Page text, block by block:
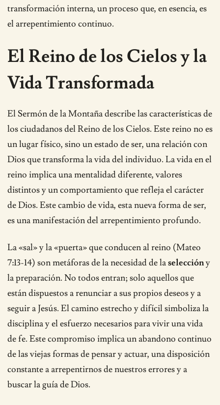
transformación interna, un proceso que, en esencia, es
el arrepentimiento continuo.
El Reino de los Cielos y la
Vida Transformada
El Sermón de la Montaña describe las características de
los ciudadanos del Reino de los Cielos. Este reino no es
un lugar físico, sino un estado de ser, una relación con
Dios que transforma la vida del individuo. La vida en el
reino implica una mentalidad diferente, valores
distintos y un comportamiento que refleja el carácter
de Dios. Este cambio de vida, esta nueva forma de ser,
es una manifestación del arrepentimiento profundo.
La «sal» y la «puerta» que conducen al reino (Mateo
7:13-14) son metáforas de la necesidad de laseleccióny
la preparación. No todos entran; solo aquellos que
están dispuestos a renunciar a sus propios deseos y a
seguir a Jesús. El camino estrecho y difícil simboliza la
disciplina y el esfuerzo necesarios para vivir una vida
de fe. Este compromiso implica un abandono continuo
de las viejas formas de pensar y actuar, una disposición
constante a arrepentirnos de nuestros errores y a
buscar la guía de Dios.